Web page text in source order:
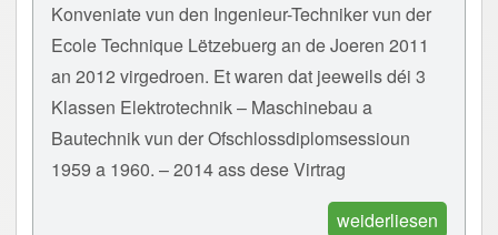
Konveniate vun den Ingenieur-Techniker vun der
Ecole Technique Lëtzebuerg an de Joeren 2011
an 2012 virgedroen. Et waren dat jeeweils déi 3
Klassen Elektrotechnik – Maschinebau a
Bautechnik vun der Ofschlossdiplomsessioun
1959 a 1960. – 2014 ass dese Virtrag
weiderliesen